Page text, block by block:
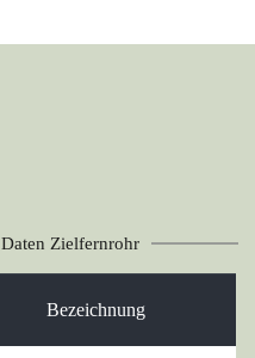
Zielfernrohr
Bezeichnung